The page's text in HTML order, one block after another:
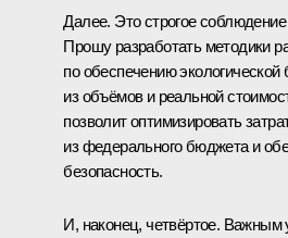
Далее. Это строгое
Прошу разработать методики
по обеспечению экологической
из объёмов и реальной
позволит оптимизировать
из федерального бюджета и
безопасность.
И, наконец, четвёртое.